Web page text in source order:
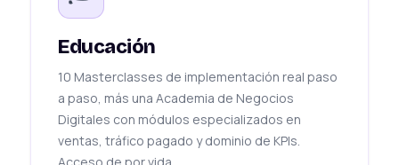
Educación
10 Masterclasses de implementación real paso
a paso, más una Academia de Negocios
Digitales con módulos especializados en
ventas, tráfico pagado y dominio de KPIs.